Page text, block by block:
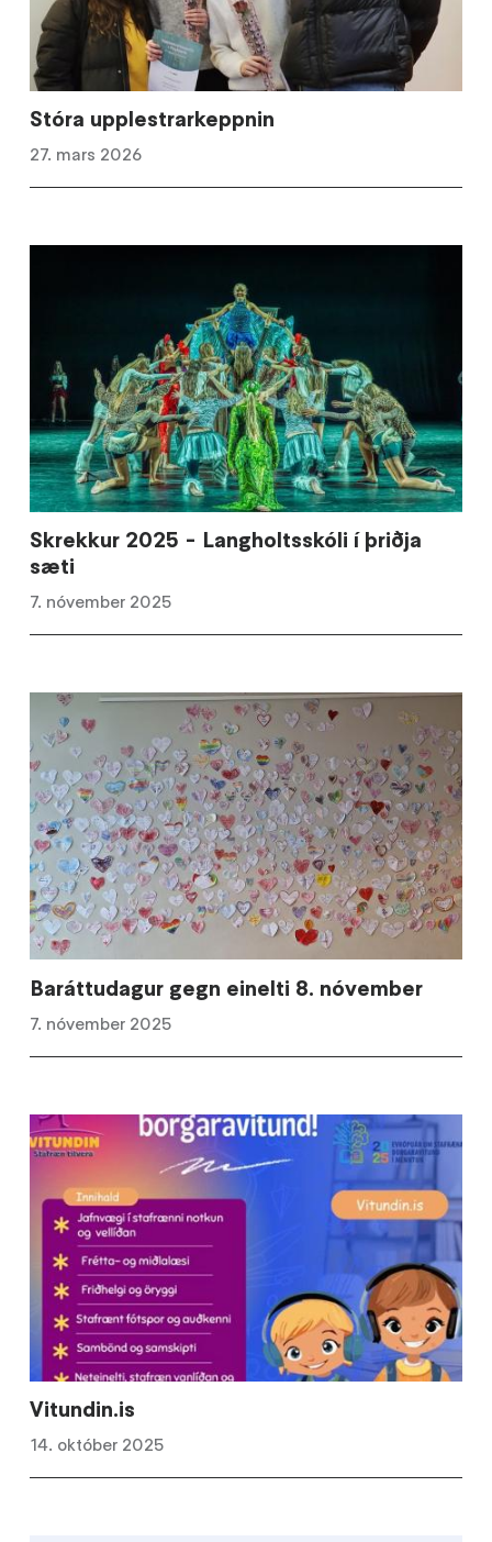
Stóra upplestrarkeppnin
27. mars 2026
Skrekkur 2025 - Langholtsskóli í þriðja
sæti
7. nóvember 2025
Baráttudagur gegn einelti 8. nóvember
7. nóvember 2025
Vitundin.is
14. október 2025